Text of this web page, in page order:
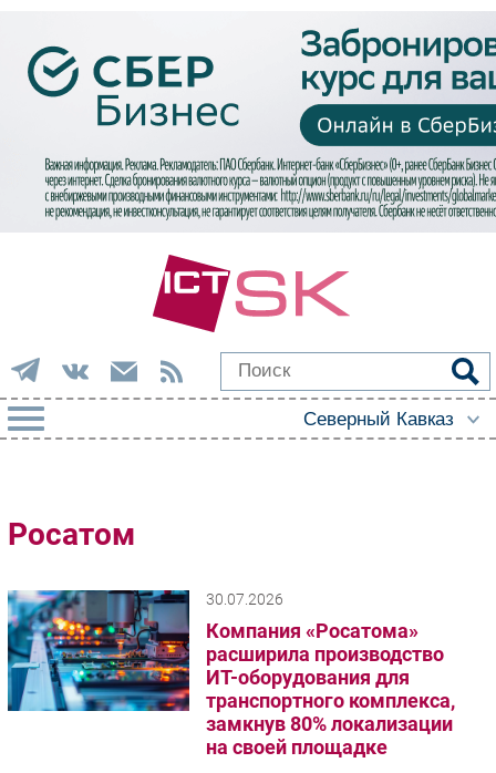
Импорто­замещение
Интернет
Мобильная связь
Фиксированная связь
Интеграция
Рынок ПК
Росатом
30.07.2026
Компания «Росатома»
расширила производство
ИТ-оборудования для
транспортного комплекса,
замкнув 80% локализации
на своей площадке